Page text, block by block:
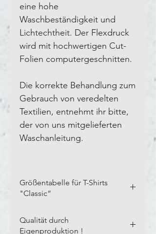
eine hohe
Waschbeständigkeit und
Lichtechtheit. Der Flexdruck
wird mit hochwertigen Cut-
Folien computergeschnitten.
Die korrekte Behandlung zum
Gebrauch von veredelten
Textilien, entnehmt ihr bitte,
der von uns mitgelieferten
Waschanleitung.
Größentabelle für T-Shirts
"Classic“
Textilien in der Breite und Länge,
Qualität durch
Eigenproduktion !